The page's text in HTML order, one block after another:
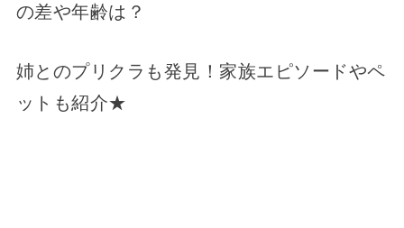
の差や年齢は？
姉とのプリクラも発見！家族エピソードやペ
ットも紹介★